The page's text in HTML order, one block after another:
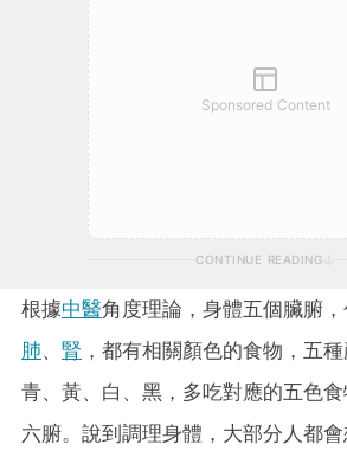
Sponsored Content
CONTINUE READING
根據中醫角度理論，身體五個臟腑
肺、 腎 ，都有相關顏色的食物，五種
青、黃、白、黑，多吃對應的五色
六腑。說到調理身體，大部分人都